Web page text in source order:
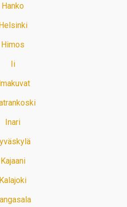
Hanko
Himos
Ii
Inari
Kajaani
Kalajoki